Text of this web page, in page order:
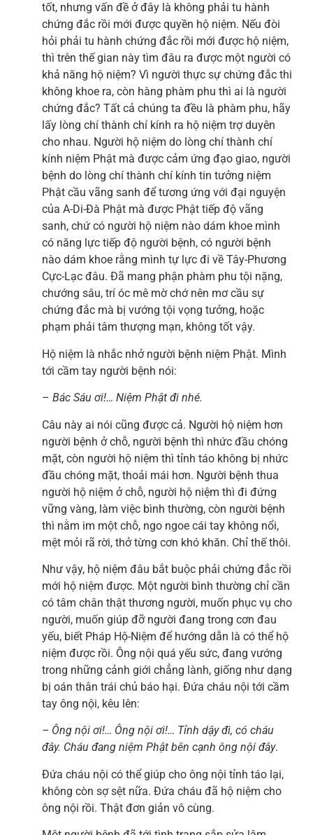
tốt, nhưng vấn đề ở đây là không phải tu hành
chứng đắc rồi mới được quyền hộ niệm. Nếu đòi
hỏi phải tu hành chứng đắc rồi mới được hộ niệm,
thì trên thế gian này tìm đâu ra được một người có
khả năng hộ niệm? Vì người thực sự chứng đắc thi
không khoe ra, còn hàng phàm phu thì ai là người
chứng đắc? Tất cả chúng ta đều là phàm phu, hãy
lấy lòng chí thành chí kính ra hộ niệm trợ duyên
cho nhau. Người hộ niệm do lòng chí thành chí
kính niệm Phật mà được cảm ứng đạo giao, người
bệnh do lòng chí thành chí kính tin tưởng niệm
Phật cầu vãng sanh để tương ứng với đại nguyện
của A-Di-Đà Phật mà được Phật tiếp độ vãng
sanh, chứ có người hộ niệm nào dám khoe mình
có năng lực tiếp độ người bệnh, có người bệnh
nào dám khoe rằng mình tự lực đi về Tây-Phương
Cực-Lạc đâu. Đã mang phận phàm phu tội nặng,
chướng sâu, trí óc mê mờ chớ nên mơ cầu sự
chứng đắc mà bị vướng tội vọng tưởng, hoặc
phạm phải tâm thượng mạn, không tốt vậy.
Hộ niệm là nhắc nhở người bệnh niệm Phật. Mình
tới cầm tay người bệnh nói:
– Bác Sáu ơi!… Niệm Phật đi nhé.
Câu này ai nói cũng được cả. Người hộ niệm hơn
người bệnh ở chỗ, người bệnh thì nhức đầu chóng
mặt, còn người hộ niệm thì tỉnh táo không bị nhức
đầu chóng mặt, thoải mái hơn. Người bệnh thua
người hộ niệm ở chỗ, người hộ niệm thì đi đứng
vững vàng, làm việc bình thường, còn người bệnh
thì nằm im một chỗ, ngo ngoe cái tay không nổi,
mệt mỏi rã rời, thở từng cơn khó khăn. Chỉ thế thôi.
Như vậy, hộ niệm đâu bắt buộc phải chứng đắc rồi
mới hộ niệm được. Một người bình thường chỉ cần
có tâm chân thật thương người, muốn phục vụ cho
người, muốn giúp đỡ người đang trong cơn đau
yếu, biết Pháp Hộ-Niệm để hướng dẫn là có thể hộ
niệm được rồi. Ông nội quá yếu sức, đang vướng
trong những cảnh giới chẳng lành, giống như dạng
bị oán thân trái chủ báo hại. Đứa cháu nội tới cầm
tay ông nội, kêu lên:
– Ông nội ơi!… Ông nội ơi!… Tỉnh dậy đi, có cháu
đây. Cháu đang niệm Phật bên cạnh ông nội đây.
Đứa cháu nội có thể giúp cho ông nội tỉnh táo lại,
không còn sợ sệt nữa. Đứa cháu đã hộ niệm cho
ông nội rồi. Thật đơn giản vô cùng.